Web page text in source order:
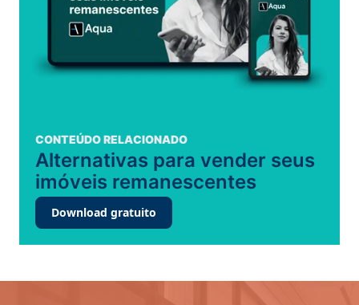
CONTEÚDO RELACIONADO
Alternativas para vender seus
imóveis remanescentes
Download gratuito